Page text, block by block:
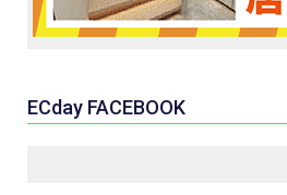
ECday FACEBOOK